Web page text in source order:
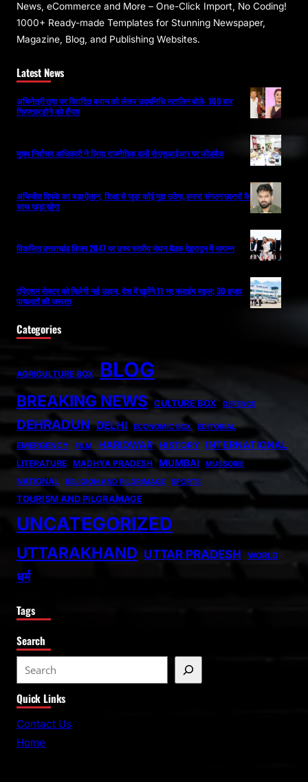
News, eCommerce and More – One-Click Import, No Coding!
1000+ Ready-made Templates for Stunning Newspaper,
Magazine, Blog, and Publishing Websites.
Latest News
अभिनेत्री तृषा पर विवादित बयान को लेकर उदयनिधि स्टालिन बोले- 100 बार
गिरफ्तार होने को तैयार
मुख्य निर्वाचन अधिकारी ने लिया राजनैतिक दलों से एसआईआर पर फीडबैक
अभिजीत दिपके का बड़ा ऐलान, शिक्षा से जुड़ा कोई मुद्दा उठेगा, हमारा संगठन छात्रों के
साथ खड़ा रहेगा
विकसित उत्तराखंड विजन 2047 पर उच्च स्तरीय मंथन बैठक देहरादून में सम्पन्न
एविएशन सेक्टर को मिलेगी नई उड़ान, देश में खुलेंगे 11 नए फ्लाइंग स्कूल; 30 हजार
पायलटों की जरूरत
Categories
AGRICULTURE BOX BLOG
BREAKING NEWS CULTURE BOX DEFENCE
DEHRADUN DELHI ECONOMIC BOX EDITORIAL
EMERGENCY FILM HARIDWAR HISTORY INTERNATIONAL
LITERATURE MADHYA PRADESH MUMBAI MUSSORIE
NATIONAL RELIGION AND PILGRIMAGE SPORTS
TOURISM AND PILGRAMAGE
UNCATEGORIZED
UTTARAKHAND UTTAR PRADESH WORLD
धर्म
Tags
Search
e
a
r
Quick Links
Contact Us
Home